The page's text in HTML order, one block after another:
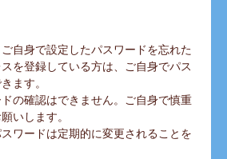
自身で設定したパスワードを忘れた
を登録している方は、ご自身でパス
ます。
の確認はできません。ご自身で慎重
いします。
ワードは定期的に変更されることを